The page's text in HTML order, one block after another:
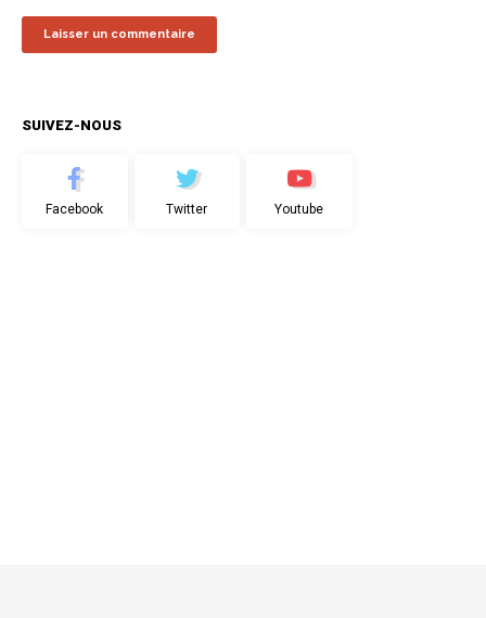
SUIVEZ-NOUS
Facebook Twitter Youtube